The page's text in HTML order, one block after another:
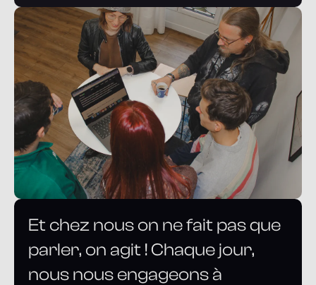
Et chez nous on ne fait pas que
parler, on agit ! Chaque jour,
nous nous engageons à